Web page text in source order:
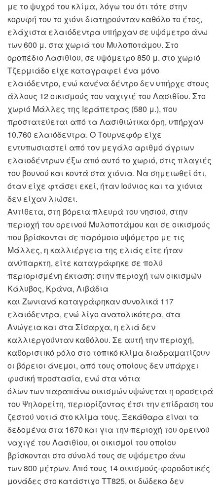
με το ψυχρό του κλίμα, λόγω του ότι τότε στην
κορυφή του το χιόνι διατηρούνταν καθόλο το έτος,
ελάχιστα ελαιόδεντρα υπήρχαν σε υψόμετρο άνω
των 600 μ. στα χωριά του Μυλοποτάμου. Στο
οροπέδιο Λασιθίου, σε υψόμετρο 850 μ. στο χωριό
Τζερμιάδο είχε καταγραφεί ένα μόνο
ελαιόδεντρο, ενώ κανένα δέντρο δεν υπήρχε στους
άλλους 12 οικισμούς του ναχιγιέ του Λασιθίου. Στο
χωριό Μάλλες της Ιεράπετρας (580 μ.), που
προστατεύεται από τα Λασιθιώτικα όρη, υπήρχαν
10.760 ελαιόδεντρα. Ο Τουρνεφόρ είχε
εντυπωσιαστεί από τον μεγάλο αριθμό άγριων
ελαιοδέντρων έξω από αυτό το χωριό, στις πλαγιές
του βουνού και κοντά στα χιόνια. Να σημειωθεί ότι,
όταν είχε φτάσει εκεί, ήταν Ιούνιος και τα χιόνια
δεν είχαν λιώσει.
Αντίθετα, στη βόρεια πλευρά του νησιού, στην
περιοχή του ορεινού Μυλοποτάμου και σε οικισμούς
που βρίσκονται σε παρόμοιο υψόμετρο με τις
Μάλλες, η καλλιέργεια της ελιάς είτε ήταν
ανύπαρκτη, είτε καταγράφηκε σε πολύ
περιορισμένη έκταση: στην περιοχή των οικισμών
Κάλυβος, Κράνα, Λιβάδια
και Ζωνιανά καταγράφηκαν συνολικά 117
ελαιόδεντρα, ενώ λίγο ανατολικότερα, στα
Ανώγεια και στα Σίσαρχα, η ελιά δεν
καλλιεργούνταν καθόλου. Σε αυτή την περιοχή,
καθοριστικό ρόλο στο τοπικό κλίμα διαδραματίζουν
οι βόρειοι άνεμοι, από τους οποίους δεν υπάρχει
φυσική προστασία, ενώ στα νότια
όλων των παραπάνω οικισμών υψώνεται η οροσειρά
του Ψηλορείτη, περιορίζοντας έτσι την επίδραση του
ζεστού νοτιά στο κλίμα τους. Ξεκάθαρα είναι τα
δεδομένα στα 1670 και για την περιοχή του ορεινού
ναχιγέ του Λασιθίου, οι οικισμοί του οποίου
βρίσκονται στο σύνολό τους σε υψόμετρο άνω
των 800 μέτρων. Από τους 14 οικισμούς-φοροδοτικές
μονάδες στο κατάστιχο ΤΤ825, οι δώδεκα δεν